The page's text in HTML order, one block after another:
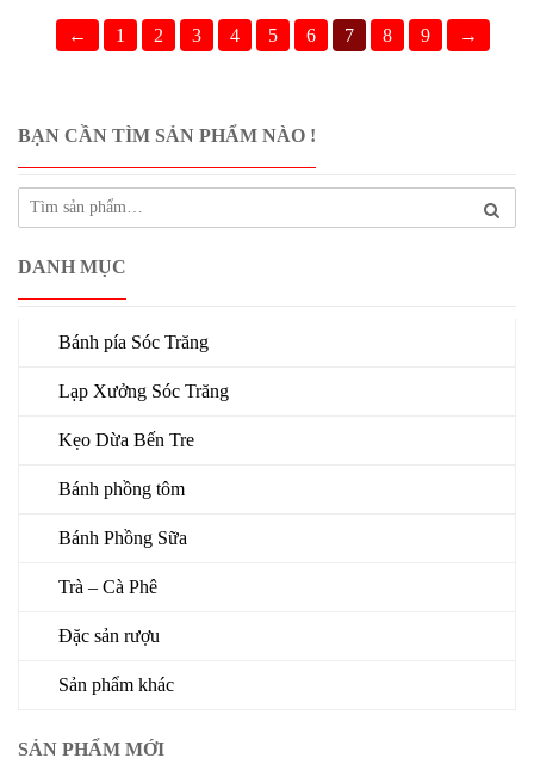
BẠN CẦN TÌM SẢN PHẨM NÀO !
DANH MỤC
Bánh pía Sóc Trăng
Lạp Xưởng Sóc Trăng
Kẹo Dừa Bến Tre
Bánh phồng tôm
Bánh Phồng Sữa
Trà – Cà Phê
Đặc sản rượu
Sản phẩm khác
SẢN PHẨM MỚI
← 1 2 3 4 5 6 7 8 9 →